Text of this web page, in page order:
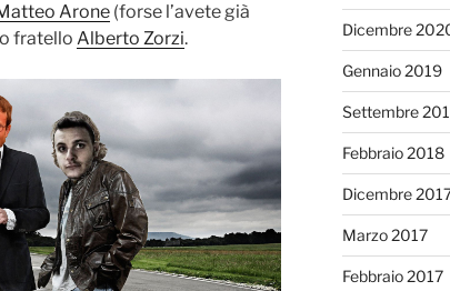
Arone (forse l’avete già
fratello Alberto Zorzi. Dicembre
Gennaio 2019
Settembre
Febbraio 2018
Dicembre
Marzo 2017
Febbraio 2017